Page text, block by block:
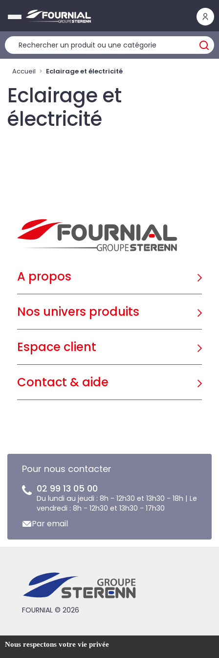
Accueil Eclairage et électricité
Eclairage et
électricité
A propos
Nos univers produits
Espace client
Contact & aide
Pour nous contacter
02 99 13 05 00
Du lundi au jeudi : 8h - 12h30 et 13h30 - 18h | Le
vendredi : 8h - 12h30 et 13h30 - 17h30
Par email
FOURNIAL © 2026
Conditions générales de vente
Nous respectons votre vie privée